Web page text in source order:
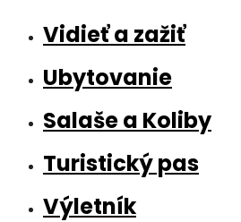
Vidieť a zažiť
Ubytovanie
Salaše a Koliby
Turistický pas
Výletník